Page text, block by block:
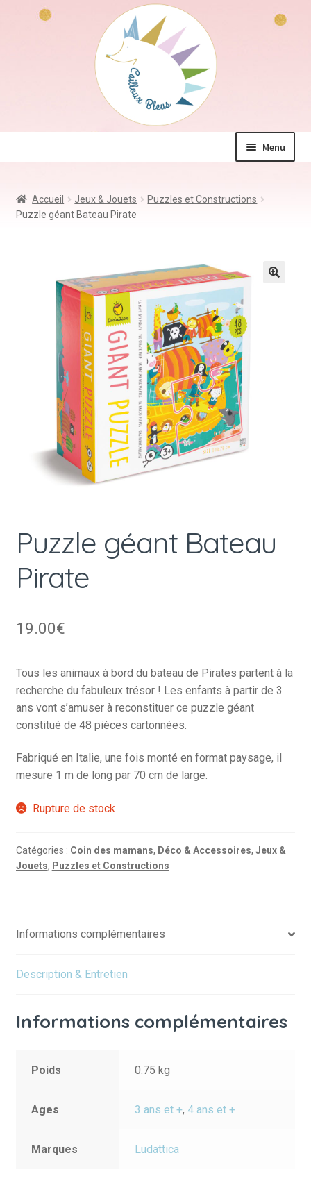
Menu
Jeux & Jouets
Kdo à – de 10€
Accueil Jeux & Jouets
Puzzles et Constructions
Puzzle géant Bateau Pirate
Puzzle géant Bateau
Pirate
19.00€
Tous les animaux à bord du bateau de Pirates partent à la
recherche du fabuleux trésor ! Les enfants à partir de 3
ans vont s’amuser à reconstituer ce puzzle géant
constitué de 48 pièces cartonnées.
Fabriqué en Italie, une fois monté en format paysage, il
mesure 1 m de long par 70 cm de large.
Rupture de stock
Catégories : Coin des mamans, Déco & Accessoires, Jeux &
Jouets, Puzzles et Constructions
Informations complémentaires
Description & Entretien
Informations complémentaires
Poids 0.75 kg
Ages 3 ans et +,4 ans et +
Marques Ludattica